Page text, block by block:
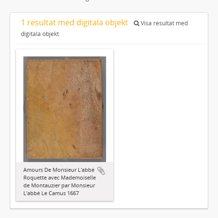
1 resultat med digitala objekt
Visa resultat med
digitala objekt
Amours De Monsieur L'abbé
Roquette avec Mademoiselle
de Montauzier par Monsieur
L'abbé Le Camus 1667